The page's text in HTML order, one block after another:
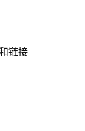
链接